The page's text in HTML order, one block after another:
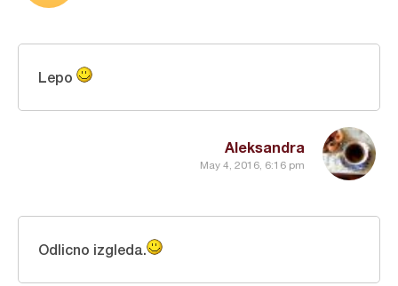
Aleksandra
May 4, 2016, 6:16 pm
Lepo
Odlicno izgleda.